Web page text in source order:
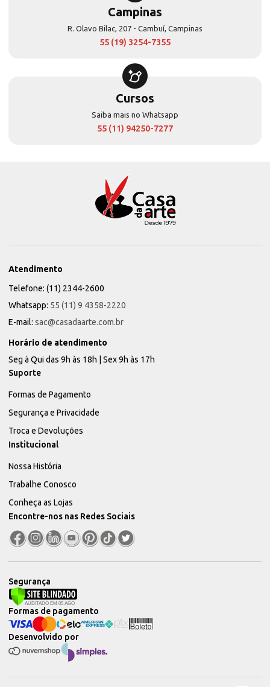
Campinas
R. Olavo Bilac, 207 - Cambuí, Campinas
55 (19) 3254-7355
Cursos
Saiba mais no Whatsapp
55 (11) 94250-7277
Atendimento
Telefone: (11) 2344-2600
Whatsapp: 55 (11) 9 4358-2220
E-mail: sac@casadaarte.com.br
Horário de atendimento
Seg à Qui das 9h às 18h | Sex 9h às 17h
Suporte
Formas de Pagamento
Segurança e Privacidade
Troca e Devoluções
Institucional
Nossa História
Trabalhe Conosco
Conheça as Lojas
Encontre-nos nas Redes Sociais
Segurança
Desenvolvido por
Formas de pagamento